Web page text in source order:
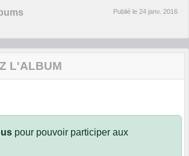
Publié le 24 janv. 2016
L'ALBUM
pour pouvoir participer aux